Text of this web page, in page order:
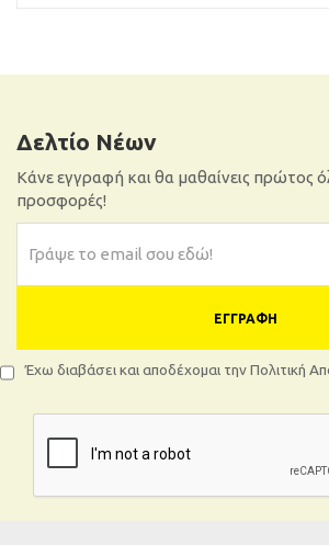
Δελτίο Νέων
Κάνε εγγραφή και θα μαθαίνεις πρώτος
προσφορές!
ΕΓΓΡΑΦΉ
Έχω διαβάσει και αποδέχομαι την Πολιτική